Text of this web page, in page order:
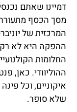
דמיינו שאתם
מסך הכסף
המרכזית של
ההפקה היא לא רק
החלומות
ההוליוודי. כאן,
איקוניים, וכל
שלא סופר.